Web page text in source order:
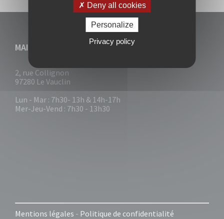
MAIRIE DU VAUCLIN
2, rue Collignon
97280 Le Vauclin
Lun - Mar : 7h30- 13h & 14h-17h
Mer-Jeu-Vend : 7h30 - 13h30
Mentions légales - Politique de confidentialité
Deny all cookies
Personalize
Privacy policy